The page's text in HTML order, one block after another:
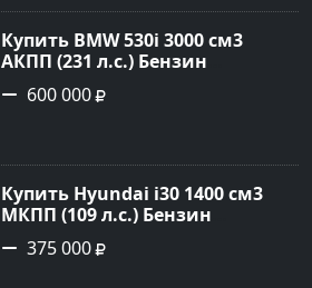
сайте Авторынок23
Купить BMW 530i 3000 см3
АКПП (231 л.с.) Бензин
инжектор в Новороссийск:
цвет серый Седан 2004 года по
Авторынок23
600 000
Купить Hyundai i30 1400 см3
МКПП (109 л.с.) Бензин
инжектор в Кропоткин: цвет
белый Хетчбэк 2011 года по
375 000